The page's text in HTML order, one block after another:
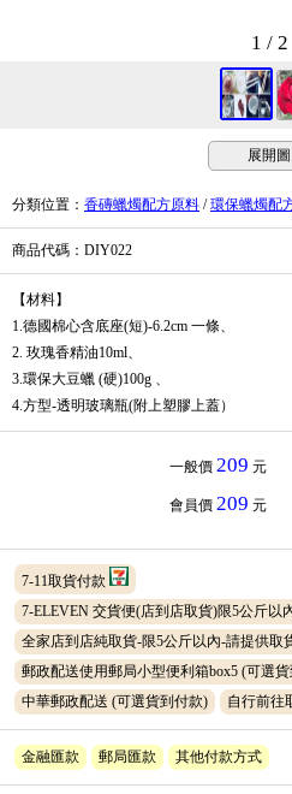
1 / 2
展開圖
分類位置 ： 香磚蠟燭配方原料 /環保蠟燭配
商品代碼 ：DIY022
【材料】
1.德國棉心含底座(短)-6.2cm 一條、
2. 玫瑰香精油10ml、
3.環保大豆蠟 (硬)100g 、
4.方型-透明玻璃瓶(附上塑膠上蓋）
一般價 209 元
會員價 209 元
7-11取貨付款
7-ELEVEN 交貨便(店到店取貨)限5公斤以
全家店到店純取貨-限5公斤以內-請提供取
郵政配送使用郵局小型便利箱box5 (可選
中華郵政配送 (可選貨到付款) 自行前往
金融匯款 郵局匯款 其他付款方式